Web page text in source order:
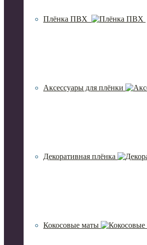
Плёнка ПВХ
Аксессуары для плёнки
Декоративная плёнка
Кокосовые маты